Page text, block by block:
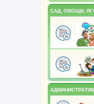
САД, ОВОЩИ,